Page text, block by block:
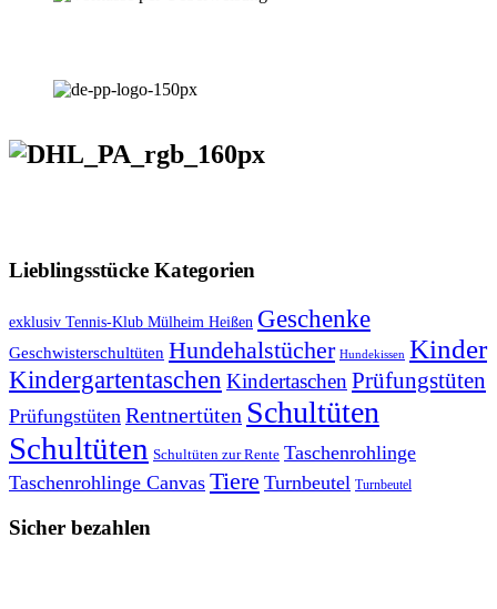
Lieblingsstücke Kategorien
exklusiv Tennis-Klub Mülheim Heißen Geschenke
Geschwisterschultüten Hundehalstücher Hundekissen Kinder
Kindergartentaschen Kindertaschen Prüfungstüten
Prüfungstüten Rentnertüten Schultüten
Schultüten Schultüten zur Rente Taschenrohlinge
Taschenrohlinge Canvas Tiere Turnbeutel Turnbeutel
Sicher bezahlen